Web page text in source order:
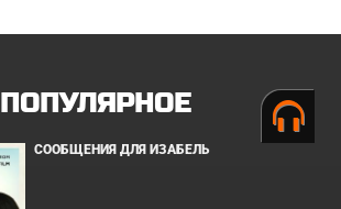
ПОПУЛЯРНОЕ
СООБЩЕНИЯ ДЛЯ ИЗАБЕЛЬ